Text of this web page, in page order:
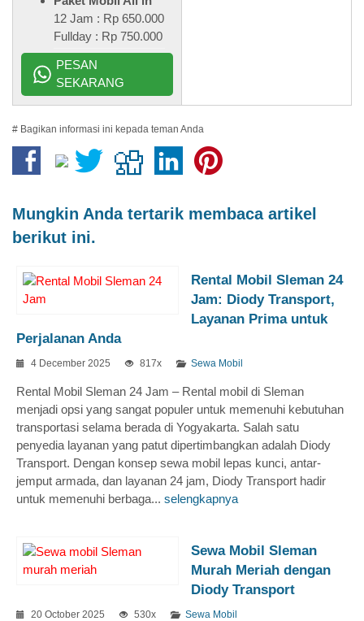
12 Jam : Rp 650.000
Fullday : Rp 750.000
PESAN
SEKARANG
# Bagikan informasi ini kepada teman Anda
Mungkin Anda tertarik membaca artikel
berikut ini.
Rental Mobil Sleman 24
Jam: Diody Transport,
Layanan Prima untuk
Perjalanan Anda
4 December 2025 817x Sewa Mobil
Rental Mobil Sleman 24 Jam – Rental mobil di Sleman
menjadi opsi yang sangat populer untuk memenuhi kebutuhan
transportasi selama berada di Yogyakarta. Salah satu
penyedia layanan yang patut dipertimbangkan adalah Diody
Transport. Dengan konsep sewa mobil lepas kunci, antar-
jemput armada, dan layanan 24 jam, Diody Transport hadir
untuk memenuhi berbaga... selengkapnya
Sewa Mobil Sleman
Murah Meriah dengan
Diody Transport
20 October 2025 530x Sewa Mobil